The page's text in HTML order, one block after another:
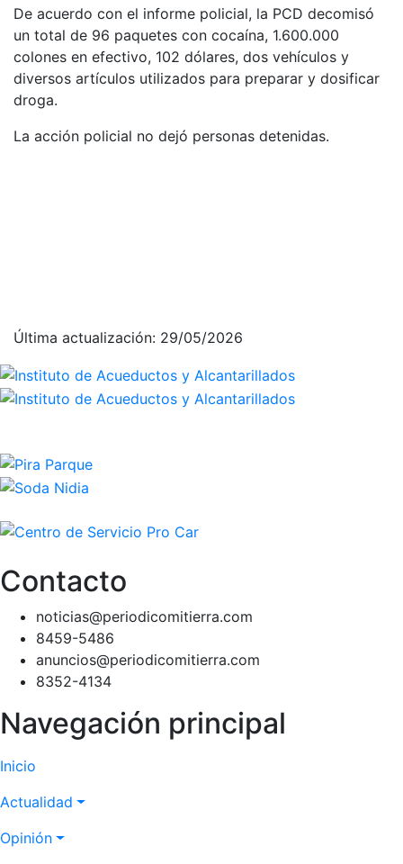
De acuerdo con el informe policial, la PCD decomisó
un total de 96 paquetes con cocaína, 1.600.000
colones en efectivo, 102 dólares, dos vehículos y
diversos artículos utilizados para preparar y dosificar
droga.
La acción policial no dejó personas detenidas.
Última actualización: 29/05/2026
Contacto
noticias@periodicomitierra.com
8459-5486
anuncios@periodicomitierra.com
8352-4134
Navegación principal
Inicio
Actualidad
Opinión